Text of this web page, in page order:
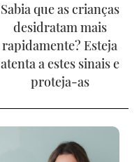
Sabia que as crianças
desidratam mais
rapidamente? Esteja
atenta a estes sinais e
proteja-as